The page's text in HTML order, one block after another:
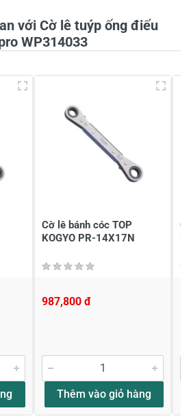
*
vào bên dưới
với Cờ lê tuýp ống điếu
WP314033
Cờ lê bánh cóc TOP
KOGYO PR-14X17N
987,800 đ
Thêm vào giỏ hàng